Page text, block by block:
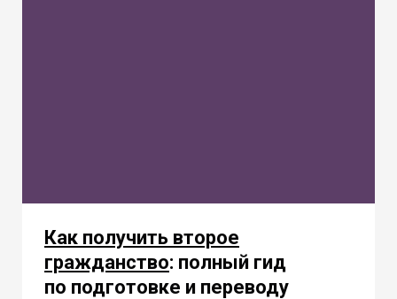
Как получить второе
гражданство: полный гид
по подготовке и переводу